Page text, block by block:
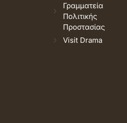
Γραμματεία
Πολιτικής
Προστασίας
Visit Drama